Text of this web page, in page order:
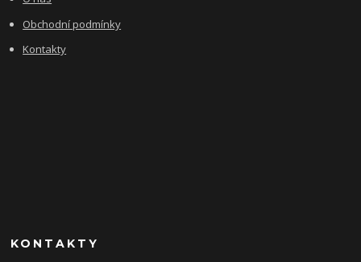
Obchodní podmínky
Kontakty
KONTAKTY